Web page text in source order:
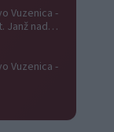
Vuzenica -
Janž nad
Vuzenica -